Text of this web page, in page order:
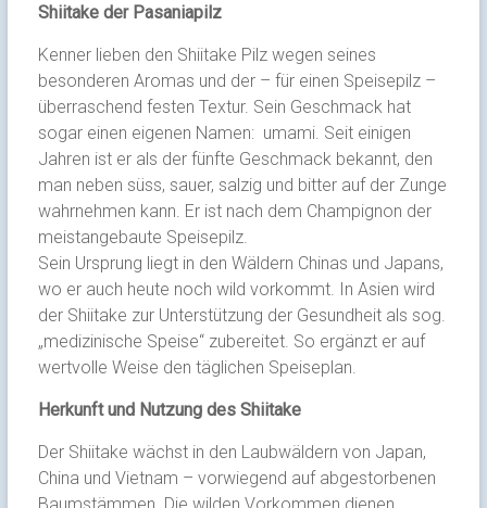
Shiitake der Pasaniapilz
Kenner lieben den Shiitake Pilz wegen seines
besonderen Aromas und der – für einen Speisepilz –
überraschend festen Textur. Sein Geschmack hat
sogar einen eigenen Namen: umami. Seit einigen
Jahren ist er als der fünfte Geschmack bekannt, den
man neben süss, sauer, salzig und bitter auf der Zunge
wahrnehmen kann. Er ist nach dem Champignon der
meistangebaute Speisepilz.
Sein Ursprung liegt in den Wäldern Chinas und Japans,
wo er auch heute noch wild vorkommt. In Asien wird
der Shiitake zur Unterstützung der Gesundheit als sog.
„medizinische Speise“ zubereitet. So ergänzt er auf
wertvolle Weise den täglichen Speiseplan.
Herkunft und Nutzung des Shiitake
Der Shiitake wächst in den Laubwäldern von Japan,
China und Vietnam – vorwiegend auf abgestorbenen
Baumstämmen. Die wilden Vorkommen dienen